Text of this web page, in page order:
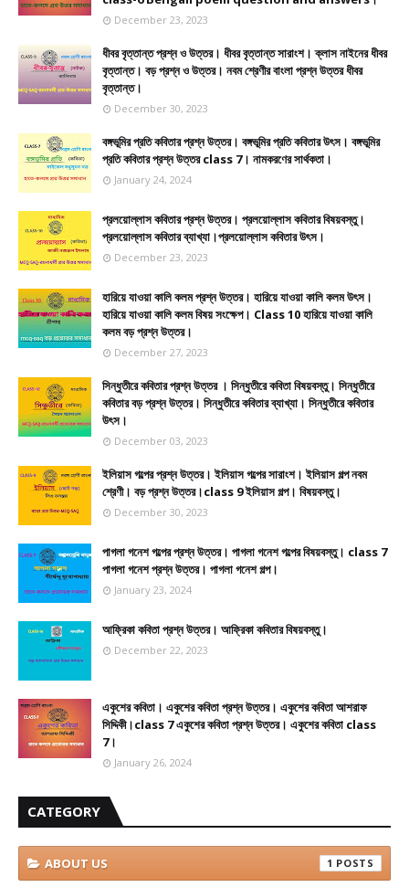
December 23, 2023
ধীবর বৃত্তান্ত প্রশ্ন ও উত্তর। ধীবর বৃত্তান্ত সারাংশ। ক্লাস নাইনের ধীবর
বৃত্তান্ত। বড় প্রশ্ন ও উত্তর। নবম শ্রেণীর বাংলা প্রশ্ন উত্তর ধীবর
বৃত্তান্ত।
December 30, 2023
বঙ্গভূমির প্রতি কবিতার প্রশ্ন উত্তর। বঙ্গভূমির প্রতি কবিতার উৎস। বঙ্গভূমির
প্রতি কবিতার প্রশ্ন উত্তর class 7। নামকরণের সার্থকতা।
January 24, 2024
প্রলয়োল্লাস কবিতার প্রশ্ন উত্তর। প্রলয়োল্লাস কবিতার বিষয়বস্তু।
প্রলয়োল্লাস কবিতার ব্যাখ্যা।প্রলয়োল্লাস কবিতার উৎস।
December 23, 2023
হারিয়ে যাওয়া কালি কলম প্রশ্ন উত্তর। হারিয়ে যাওয়া কালি কলম উৎস।
হারিয়ে যাওয়া কালি কলম বিষয় সংক্ষেপ। Class 10 হারিয়ে যাওয়া কালি
কলম বড় প্রশ্ন উত্তর।
December 27, 2023
সিন্ধুতীরে কবিতার প্রশ্ন উত্তর । সিন্ধুতীরে কবিতা বিষয়বস্তু। সিন্ধুতীরে
কবিতার বড় প্রশ্ন উত্তর। সিন্ধুতীরে কবিতার ব্যাখ্যা। সিন্ধুতীরে কবিতার
উৎস।
December 03, 2023
ইলিয়াস গল্পের প্রশ্ন উত্তর। ইলিয়াস গল্পের সারাংশ। ইলিয়াস গল্প নবম
শ্রেণী। বড় প্রশ্ন উত্তর।class 9 ইলিয়াস গল্প। বিষয়বস্তু।
December 30, 2023
পাগলা গনেশ গল্পের প্রশ্ন উত্তর। পাগলা গনেশ গল্পের বিষয়বস্তু। class 7
পাগলা গনেশ প্রশ্ন উত্তর। পাগলা গনেশ গল্প।
January 23, 2024
আফ্রিকা কবিতা প্রশ্ন উত্তর। আফ্রিকা কবিতার বিষয়বস্তু।
December 22, 2023
একুশের কবিতা। একুশের কবিতা প্রশ্ন উত্তর। একুশের কবিতা আশরাফ
সিদ্দিকী।class 7 একুশের কবিতা প্রশ্ন উত্তর। একুশের কবিতা class
7।
January 26, 2024
CATEGORY
ABOUT US 1